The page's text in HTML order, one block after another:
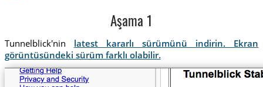
Aşama 1
Tunnelblick'nin latest kararlı sürümünü indirin. Ekran
görüntüsündeki sürüm farklı olabilir.